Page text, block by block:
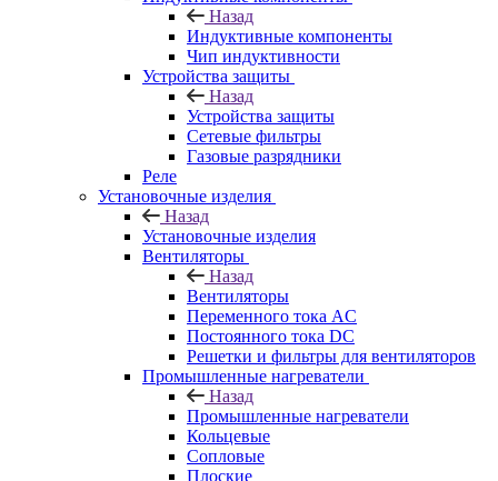
Назад
Индуктивные компоненты
Чип индуктивности
Устройства защиты
Назад
Устройства защиты
Сетевые фильтры
Газовые разрядники
Реле
Установочные изделия
Назад
Установочные изделия
Вентиляторы
Назад
Вентиляторы
Переменного тока AC
Постоянного тока DC
Решетки и фильтры для вентиляторов
Промышленные нагреватели
Назад
Промышленные нагреватели
Кольцевые
Сопловые
Плоские